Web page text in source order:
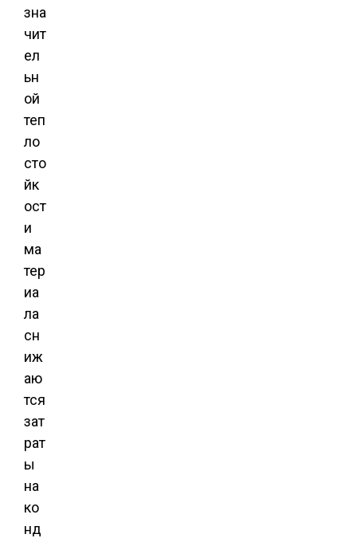
зна
чит
ел
ьн
ой
теп
ло
сто
йк
ост
и
ма
тер
иа
ла
сн
иж
аю
тся
зат
рат
ы
на
ко
нд